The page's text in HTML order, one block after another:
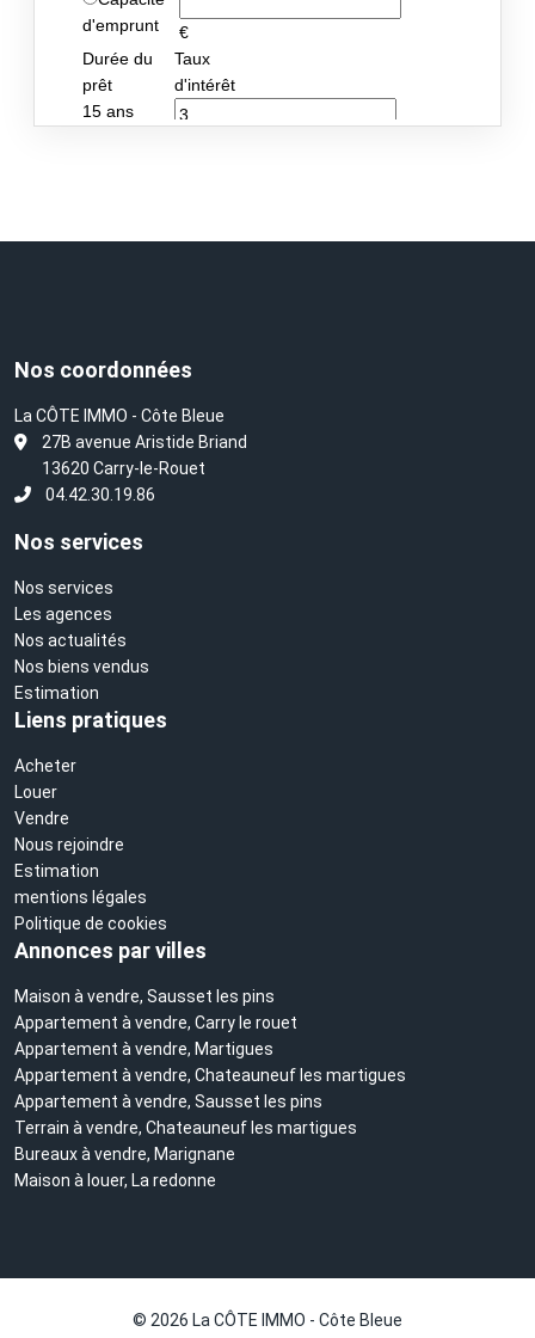
Nos coordonnées
La CÔTE IMMO - Côte Bleue
27B avenue Aristide Briand
13620 Carry-le-Rouet
04.42.30.19.86
Nos services
Nos services
Les agences
Nos actualités
Nos biens vendus
Estimation
Liens pratiques
Acheter
Louer
Vendre
Nous rejoindre
Estimation
mentions légales
Politique de cookies
Annonces par villes
Maison à vendre, Sausset les pins
Appartement à vendre, Carry le rouet
Appartement à vendre, Martigues
Appartement à vendre, Chateauneuf les martigues
Appartement à vendre, Sausset les pins
Terrain à vendre, Chateauneuf les martigues
Bureaux à vendre, Marignane
Maison à louer, La redonne
© 2026 La CÔTE IMMO - Côte Bleue